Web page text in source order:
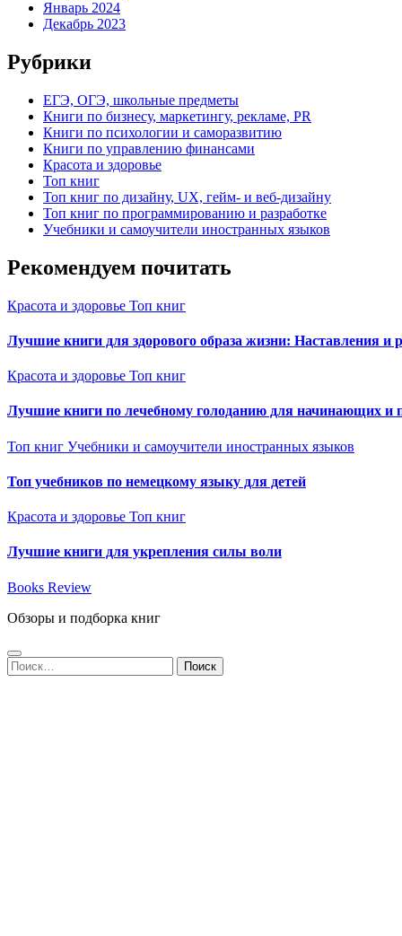
Январь 2024
Декабрь 2023
Рубрики
ЕГЭ, ОГЭ, школьные предметы
Книги по бизнесу, маркетингу, рекламе, PR
Книги по психологии и саморазвитию
Книги по управлению финансами
Красота и здоровье
Топ книг
Топ книг по дизайну, UX, гейм- и веб-дизайну
Топ книг по программированию и разработке
Учебники и самоучители иностранных языков
Рекомендуем почитать
Красота и здоровье Топ книг
Лучшие книги для здорового образа жизни: Наставления и
Красота и здоровье Топ книг
Лучшие книги по лечебному голоданию для начинающих и
Топ книг Учебники и самоучители иностранных языков
Топ учебников по немецкому языку для детей
Красота и здоровье Топ книг
Лучшие книги для укрепления силы воли
Books Review
Обзоры и подборка книг
Найти: